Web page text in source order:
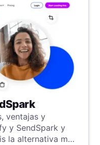
ventajas y
y SendSpark y
la alternativa más